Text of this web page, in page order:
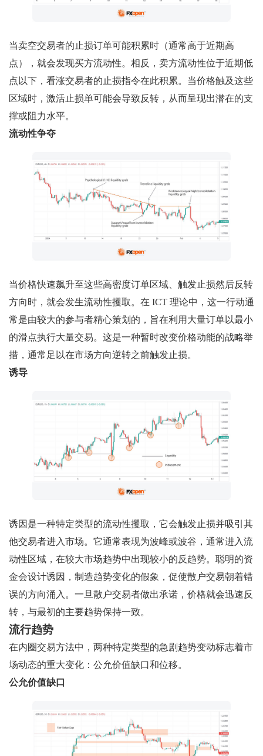
当卖空交易者的止损订单可能积累时（通常高于近期高
点），就会发现买方流动性。相反，卖方流动性位于近期低
点以下，看涨交易者的止损指令在此积累。当价格触及这些
区域时，激活止损单可能会导致反转，从而呈现出潜在的支
撑或阻力水平。
流动性争夺
当价格快速飙升至这些高密度订单区域、触发止损然后反转
方向时，就会发生流动性攫取。在 ICT 理论中，这一行动通
常是由较大的参与者精心策划的，旨在利用大量订单以最小
的滑点执行大量交易。这是一种暂时改变价格动能的战略举
措，通常足以在市场方向逆转之前触发止损。
诱导
诱因是一种特定类型的流动性攫取，它会触发止损并吸引其
他交易者进入市场。它通常表现为波峰或波谷，通常进入流
动性区域，在较大市场趋势中出现较小的反趋势。聪明的资
金会设计诱因，制造趋势变化的假象，促使散户交易朝着错
误的方向涌入。一旦散户交易者做出承诺，价格就会迅速反
转，与最初的主要趋势保持一致。
流行趋势
在内圈交易方法中，两种特定类型的急剧趋势变动标志着市
场动态的重大变化：公允价值缺口和位移。
公允价值缺口